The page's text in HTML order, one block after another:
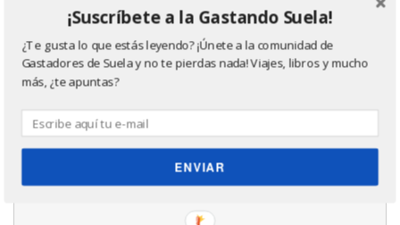
¡Suscríbete a la Gastando Suela!
¿Te gusta lo que estás leyendo? ¡Únete a la comunidad de
Gastadores de Suela y no te pierdas nada! Viajes, libros y mucho
más, ¿te apuntas?
ENVIAR